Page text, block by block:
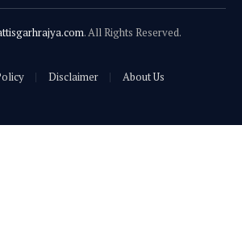
. All Rights Reserved.
Disclaimer About Us